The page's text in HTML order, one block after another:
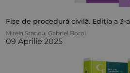
Fișe de procedură civilă. Ediția a 3-a
Mirela Stancu, Gabriel Boroi
09 Aprilie 2025